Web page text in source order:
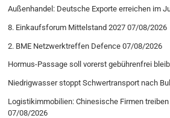
Außenhandel: Deutsche Exporte erreichen im
8. Einkaufsforum Mittelstand 2027 07/08/2026
2. BME Netzwerktreffen Defence 07/08/2026
Hormus-Passage soll vorerst gebührenfrei
Niedrigwasser stoppt Schwertransport nach
Logistikimmobilien: Chinesische Firmen
07/08/2026